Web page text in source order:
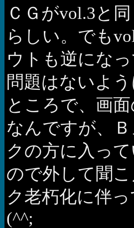
ＣＧがvol.3と
らしい。でも
ウトも逆にな
問題はないよ
ところで、画面
なんですが、
クの方に入っ
ので外して聞
ク老朽化に伴
(^^;